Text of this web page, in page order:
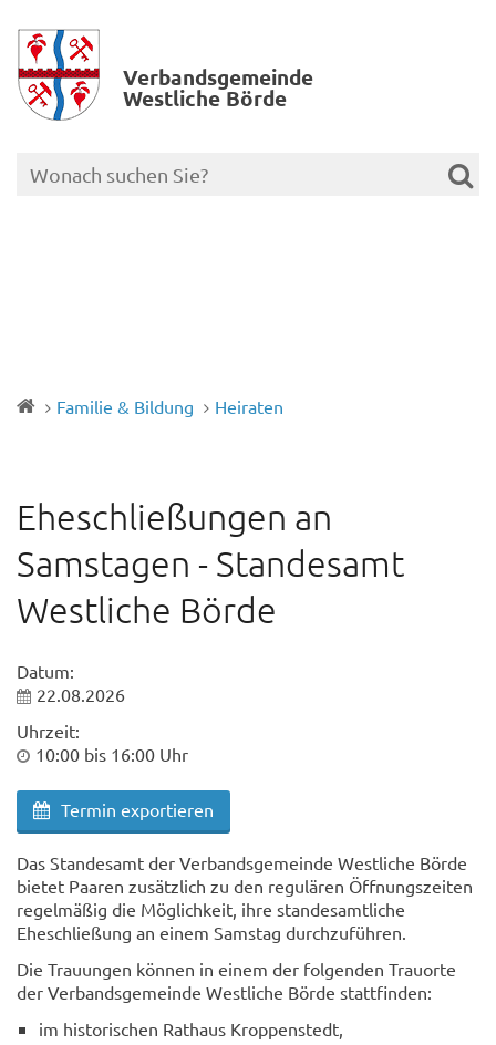
Verbands­gemeinde
Westliche Börde
Familie & Bildung Heiraten
Eheschließungen an
Samstagen - Standesamt
Westliche Börde
Datum:
22.08.2026
Uhrzeit:
10:00 bis 16:00 Uhr
Termin exportieren
Das Standesamt der Verbandsgemeinde Westliche Börde
bietet Paaren zusätzlich zu den regulären Öffnungszeiten
regelmäßig die Möglichkeit, ihre standesamtliche
Eheschließung an einem Samstag durchzuführen.
Die Trauungen können in einem der folgenden Trauorte
der Verbandsgemeinde Westliche Börde stattfinden:
im historischen Rathaus Kroppenstedt,